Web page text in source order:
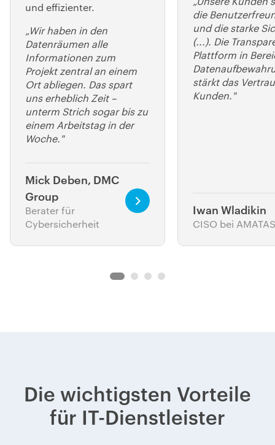
und effizienter.
„Wir haben in den
Datenräumen alle
Informationen zum
Projekt zentral an einem
Ort abliegen. Das spart
uns erheblich Zeit –
unterm Strich sogar bis zu
einem Arbeitstag in der
Woche."
Mick Deben, DMC
Group
Berater für
Cybersicherheit
die
und die starke
(...). Die
Plattform in
stärkt das
Kunden."
Iwan Wladikin
CISO bei AMATAS
Die wichtigsten Vorteile
für IT-Dienstleister